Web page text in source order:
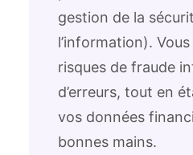
gestion de la
l’information).
risques de fraude
d’erreurs, tout en
vos données
bonnes mains.